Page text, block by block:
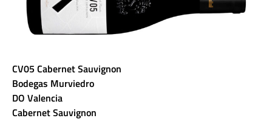
CV05 Cabernet Sauvignon
Bodegas Murviedro
DO Valencia
Cabernet Sauvignon